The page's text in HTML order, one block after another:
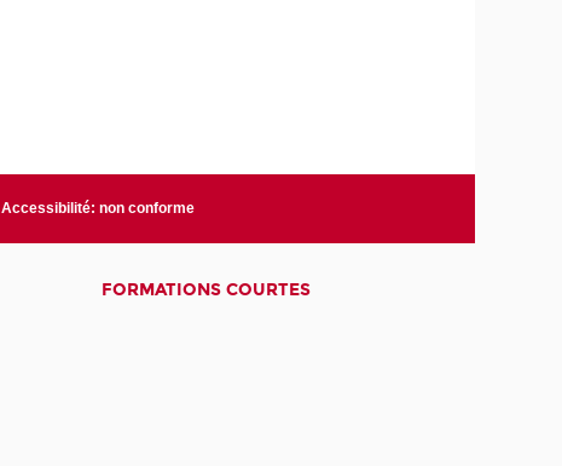
Accessibilité: non conforme
FORMATIONS COURTES